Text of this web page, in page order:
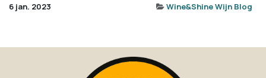
6 jan. 2023 Wine&Shine Wijn Blog